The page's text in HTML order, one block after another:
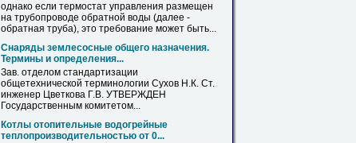
однако если термостат управления размещен
на трубопроводе обратной воды (далее -
обратная труба), это требование может быть...
Снаряды землесосные общего назначения.
Термины и определения...
Зав. отделом стандартизации
общетехнической терминологии Сухов Н.К. Ст.
инженер Цветкова Г.В. УТВЕРЖДЕН
Государственным комитетом...
Котлы отопительные водогрейные
теплопроизводительностью от 0...